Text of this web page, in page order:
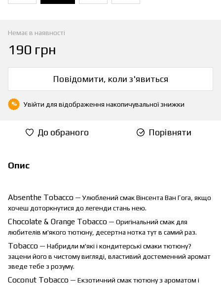
Немає в наявності
190 грн
Повідомити, коли з'явиться
% Увійти для відображення накопичувальної знижки
До обраного Порівняти
Опис
Absenthe Tobacco — Улюблений смак Вінсента Ван Гога, якщо
хочеш доторкнутися до легенди стань нею.
Chocolate & Orange Tobacco — Оригінальний смак для
любителів м'якого тютюну, десертна нотка тут в самий раз.
Tobacco — Набридли м'які і кондитерські смаки тютюну?
зацени його в чистому вигляді, властивий достеменний аромат
зведе тебе з розуму.
Coconut Tobacco — Екзотичний смак тютюну з ароматом і